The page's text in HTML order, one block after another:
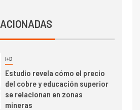
Cochilco: precio del cobre
de concentrados
I+D
Estudio revela cómo el precio
del cobre y educación superior
se relacionan en zonas
mineras